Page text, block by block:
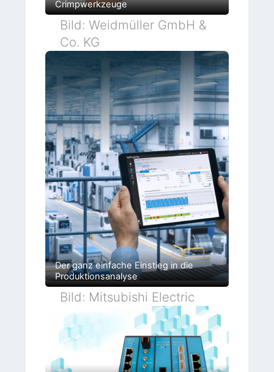
Crimpwerkzeuge
Bild: Weidmüller GmbH &
Co. KG
Der ganz einfache Einstieg in die
Produktionsanalyse
Bild: Mitsubishi Electric